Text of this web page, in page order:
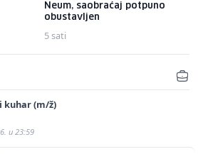
Neum, saobraćaj potpuno
obustavljen
5 sati
kuhar (m/ž)
u 23:59